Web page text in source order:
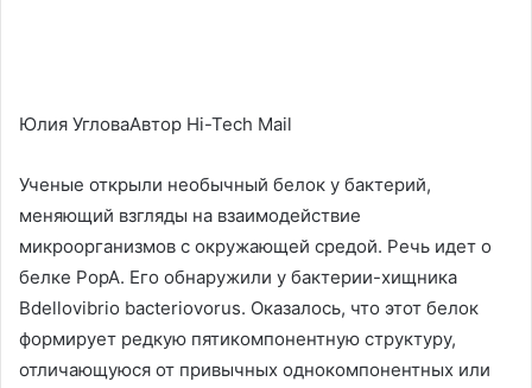
Юлия УгловаАвтор Hi-Tech Mail
Ученые открыли необычный белок у бактерий,
меняющий взгляды на взаимодействие
микроорганизмов с окружающей средой. Речь идет о
белке PopA. Его обнаружили у бактерии-хищника
Bdellovibrio bacteriovorus. Оказалось, что этот белок
формирует редкую пятикомпонентную структуру,
отличающуюся от привычных однокомпонентных или